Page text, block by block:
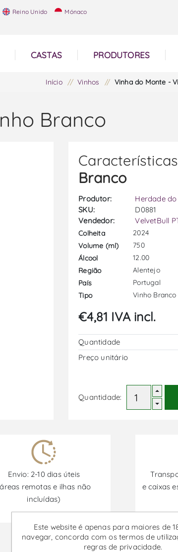
Reino Unido Mónaco
CASTAS PRODUTORES
Início / Vinhos / Vinha do Monte -
Branco
Branco
Produtor:
Herdade do
SKU:
D0881
Vendedor:
VelvetBull
Colheita
2024
Volume (ml)
750
Álcool
12.00
Região
Alentejo
País
Portugal
Tipo
Vinho Branco
€4,81 IVA incl.
Quantidade
Preço unitário
Quantidade:
Envio: 2-10 dias úteis
remotas e ilhas não
incluídas)
e caixas
Promoções disponíveis de 30/06/2026 a
Este website é apenas para maiores de
navegar, concorda com os termos de
regras de privacidade.